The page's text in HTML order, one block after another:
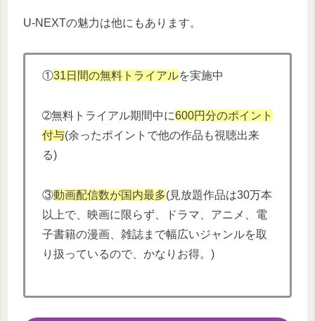
U-NEXTの魅力は他にもあります。
①31日間の無料トライアルを実施中
➁無料トライアル期間中に600円分のポイント
付与(余ったポイントで他の作品も視聴出来
る)
③動画配信数が国内最多(見放題作品は30万本
以上で、映画に限らず、ドラマ、アニメ、電
子書籍の漫画、雑誌まで幅広いジャンルを取
り扱っているので、かなりお得。)